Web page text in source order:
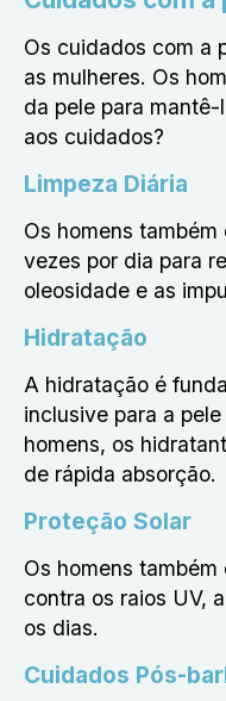
Os cuidados com a
as mulheres. Os
da pele para
aos cuidados?
Limpeza Diária
Os homens
vezes por dia para
oleosidade e as
Hidratação
A hidratação é
inclusive para a
homens, os
de rápida absorção.
Proteção Solar
Os homens
contra os raios UV,
os dias.
Cuidados Pós-